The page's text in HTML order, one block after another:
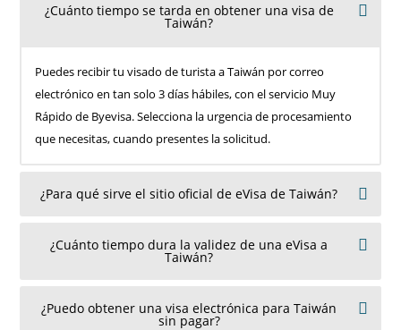
¿Cuánto tiempo se tarda en obtener una visa de
Taiwán?
Puedes recibir tu visado de turista a Taiwán por correo
electrónico en tan solo 3 días hábiles, con el servicio Muy
Rápido de Byevisa. Selecciona la urgencia de procesamiento
que necesitas, cuando presentes la solicitud.
¿Para qué sirve el sitio oficial de eVisa de Taiwán?
¿Cuánto tiempo dura la validez de una eVisa a
Taiwán?
¿Puedo obtener una visa electrónica para Taiwán
sin pagar?